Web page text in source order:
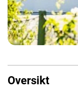
Oversikt